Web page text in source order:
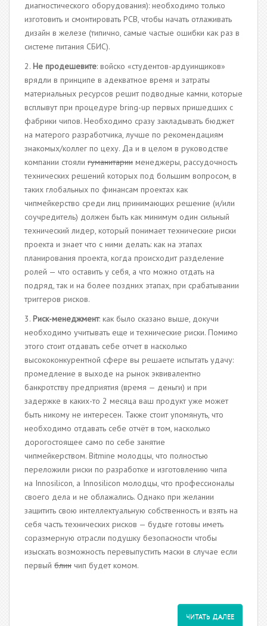
диагностического оборудования): необходимо только
изготовить и смонтировать PCB, чтобы начать отлаживать
дизайн в железе (типично, самые частые ошибки как раз в
системе питания СБИС).
2. Не продешевите: войско «студентов-ардуинщиков»
врядли в принципе в адекватное время и затраты
материальных ресурсов решит подводные камни, которые
всплывут при процедуре bring-up первых пришедших с
фабрики чипов. Необходимо сразу закладывать бюджет
на матерого разработчика, лучше по рекомендациям
знакомых/коллег по цеху. Да и в целом в руководстве
компании стояли гуманитарии менеджеры, рассудочность
технических решений которых под большим вопросом, в
таких глобальных по финансам проектах как
чипмейкерство среди лиц принимающих решение (и/или
соучредитель) должен быть как минимум один сильный
технический лидер, который понимает технические риски
проекта и знает что с ними делать: как на этапах
планирования проекта, когда происходит разделение
ролей — что оставить у себя, а что можно отдать на
подряд, так и на более поздних этапах, при срабатывании
триггеров рисков.
3. Риск-менеджмент: как было сказано выше, докучи
необходимо учитывать еще и технические риски. Помимо
этого стоит отдавать себе отчет в насколько
высококонкурентной сфере вы решаете испытать удачу:
промедление в выходе на рынок эквивалентно
банкротству предприятия (время — деньги) и при
задержке в каких-то 2 месяца ваш продукт уже может
быть никому не интересен. Также стоит упомянуть, что
необходимо отдавать себе отчёт в том, насколько
дорогостоящее само по себе занятие
чипмейкерством. Bitmine молодцы, что полностью
переложили риски по разработке и изготовлению чипа
на Innosilicon, а Innosilicon молодцы, что профессионалы
своего дела и не облажались. Однако при желании
защитить свою интеллектуальную собственность и взять на
себя часть технических рисков — будьте готовы иметь
соразмерную отрасли подушку безопасности чтобы
изыскать возможность перевыпустить маски в случае если
первый блин чип будет комом.
ЧИТАТЬ ДАЛЕЕ